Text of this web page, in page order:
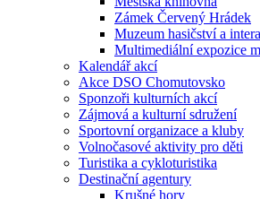
Zámek Červený Hrádek
Muzeum hasičství a
Multimediální expozice
Kalendář akcí
Akce DSO Chomutovsko
Sponzoři kulturních akcí
Zájmová a kulturní sdružení
Sportovní organizace a kluby
Volnočasové aktivity pro děti
Turistika a cykloturistika
Destinační agentury
Krušné hory